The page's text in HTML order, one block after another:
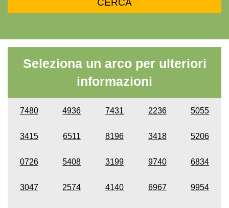
Seleziona un arco per ulteriori
informazioni
7480 4936 7431 2236 5055
3415 6511 8196 3418 5206
0726 5408 3199 9740 6834
3047 2574 4140 6967 9954